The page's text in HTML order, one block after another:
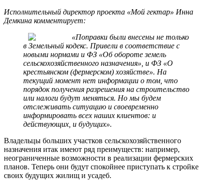
Исполнительный директор проекта «Мой гектар» Инна
Демкина комментирует:
«Поправки были внесены не только
в Земельный кодекс. Привели в соответствие с
новыми нормами и ФЗ «Об обороте земель
сельскохозяйственного назначения», и ФЗ «О
крестьянском (фермерском) хозяйстве». На
текущий момент нет информации о том, что
порядок получения разрешения на строительство
или налоги будут меняться. Но мы будем
отслеживать ситуацию и своевременно
информировать всех наших клиентов: и
действующих, и будущих».
Владельцы больших участков сельскохозяйственного
назначения итак имеют ряд преимуществ: например,
неограниченные возможности в реализации фермерских
планов. Теперь они будут спокойнее приступать к стройке
своих будущих жилищ и усадеб.